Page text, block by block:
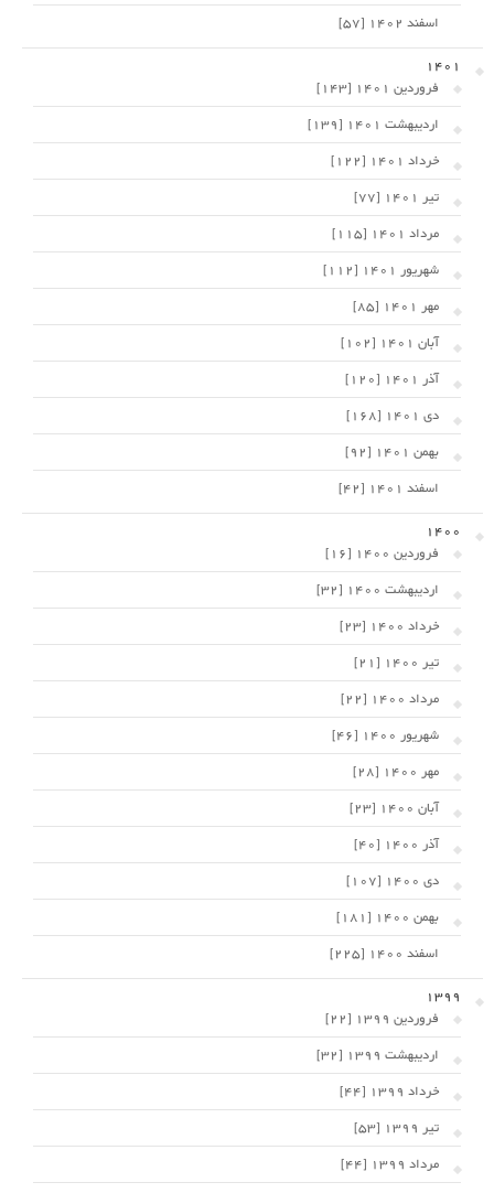
اسفند 1402 [57]
1401
فروردین 1401 [143]
اردیبهشت 1401 [139]
خرداد 1401 [122]
تیر 1401 [77]
مرداد 1401 [115]
شهریور 1401 [112]
مهر 1401 [85]
آبان 1401 [102]
آذر 1401 [120]
دی 1401 [168]
بهمن 1401 [92]
اسفند 1401 [42]
1400
فروردین 1400 [16]
اردیبهشت 1400 [32]
خرداد 1400 [23]
تیر 1400 [21]
مرداد 1400 [22]
شهریور 1400 [46]
مهر 1400 [28]
آبان 1400 [23]
آذر 1400 [40]
دی 1400 [107]
بهمن 1400 [181]
اسفند 1400 [225]
1399
فروردین 1399 [22]
اردیبهشت 1399 [32]
خرداد 1399 [44]
تیر 1399 [53]
مرداد 1399 [44]